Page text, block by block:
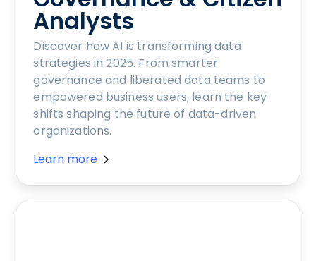
Analysts
Discover how AI is transforming data
strategies in 2025. From smarter
governance and liberated data teams to
empowered business users, learn the key
shifts shaping the future of data-driven
organizations.
Learn more